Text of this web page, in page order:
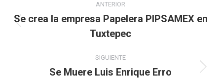
ANTERIOR
Se crea la empresa Papelera PIPSAMEX en
Tuxtepec
SIGUIENTE
Se Muere Luis Enrique Erro